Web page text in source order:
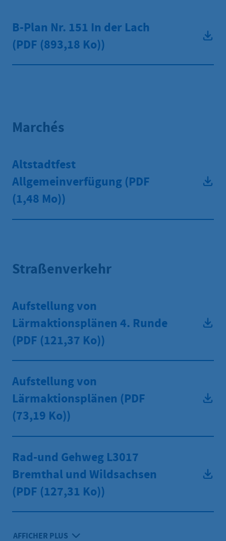
B-Plan Nr. 151 In der Lach
(PDF (893,18 Ko))
Marchés
Altstadtfest
Allgemeinverfügung (PDF
(1,48 Mo))
Straßenverkehr
Aufstellung von
Lärmaktionsplänen 4. Runde
(PDF (121,37 Ko))
Aufstellung von
Lärmaktionsplänen (PDF
(73,19 Ko))
Rad-und Gehweg L3017
Bremthal und Wildsachsen
(PDF (127,31 Ko))
AFFICHER PLUS